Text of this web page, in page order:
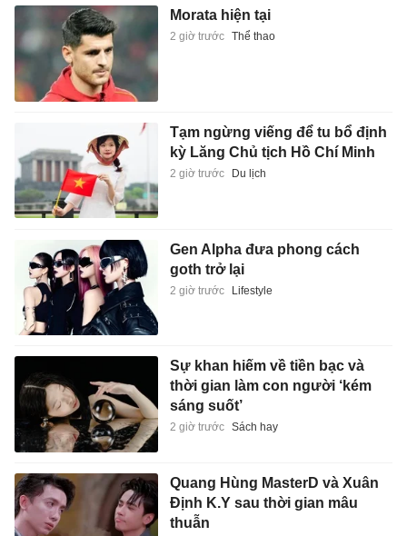
Morata hiện tại
2 giờ trước Thể thao
Tạm ngừng viếng để tu bổ định
kỳ Lăng Chủ tịch Hồ Chí Minh
2 giờ trước Du lịch
Gen Alpha đưa phong cách
goth trở lại
2 giờ trước Lifestyle
Sự khan hiếm về tiền bạc và
thời gian làm con người ‘kém
sáng suốt’
2 giờ trước Sách hay
Quang Hùng MasterD và Xuân
Định K.Y sau thời gian mâu
thuẫn